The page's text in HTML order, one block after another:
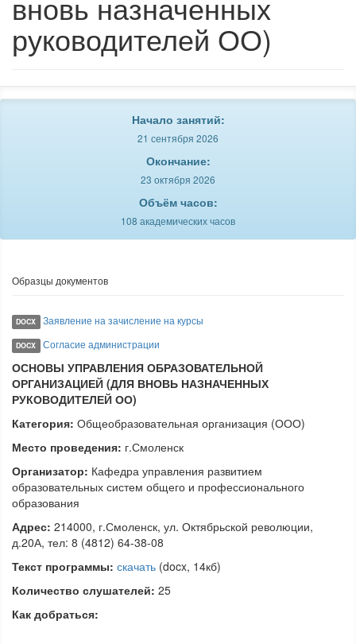
руководителей ОО)
Начало занятий:
21 сентября 2026
Окончание:
23 октября 2026
Объём часов:
108 академических часов
Образцы документов
DOCX Заявление на зачисление на курсы
DOCX Согласие администрации
ОСНОВЫ УПРАВЛЕНИЯ ОБРАЗОВАТЕЛЬНОЙ
ОРГАНИЗАЦИЕЙ (ДЛЯ ВНОВЬ НАЗНАЧЕННЫХ
РУКОВОДИТЕЛЕЙ ОО)
Категория: Общеобразовательная организация (ООО)
Место проведения: г.Смоленск
Организатор: Кафедра управления развитием
образовательных систем общего и профессионального
образования
Адрес: 214000, г.Смоленск, ул. Октябрьской революции,
д.20А, тел: 8 (4812) 64-38-08
Текст программы: скачать (docx, 14кб)
Количество слушателей: 25
Как добраться: